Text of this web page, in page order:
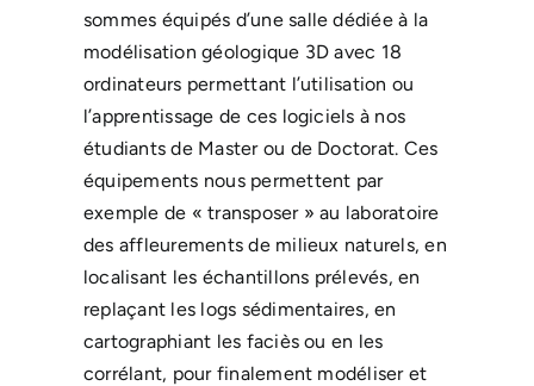
sommes équipés d’une salle dédiée à la
modélisation géologique 3D avec 18
ordinateurs permettant l’utilisation ou
l’apprentissage de ces logiciels à nos
étudiants de Master ou de Doctorat. Ces
équipements nous permettent par
exemple de « transposer » au laboratoire
des affleurements de milieux naturels, en
localisant les échantillons prélevés, en
replaçant les logs sédimentaires, en
cartographiant les faciès ou en les
corrélant, pour finalement modéliser et